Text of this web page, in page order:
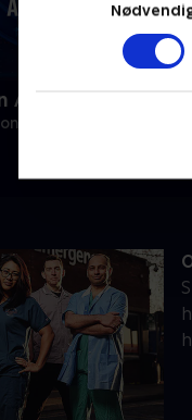
Australien